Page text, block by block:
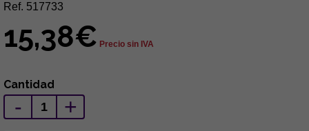
Ref. 517733
15,38€ Precio sin IVA
Cantidad
- +